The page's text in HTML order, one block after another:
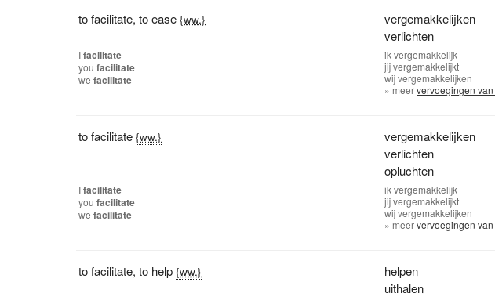
to facilitate,to ease {ww.}
vergemakkelijken
verlichten
Ifacilitate
youfacilitate
wefacilitate
ikvergemakkelijk
jijvergemakkelijkt
wijvergemakkelijken
» meervervoegingen
to facilitate {ww.}
vergemakkelijken
verlichten
opluchten
Ifacilitate
youfacilitate
wefacilitate
ikvergemakkelijk
jijvergemakkelijkt
wijvergemakkelijken
» meervervoegingen
to facilitate,to help {ww.}
helpen
uithalen